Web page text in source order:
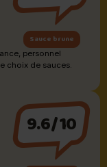
Sauce brune
personnel
choix de sauces.
9.6/10